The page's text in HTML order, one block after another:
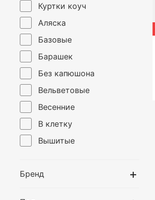
Куртки коуч
Аляска
Базовые
Барашек
Без капюшона
Вельветовые
Весенние
В клетку
Вышитые
Демисезонные
Бренд